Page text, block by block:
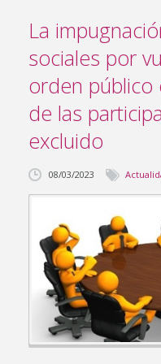
La
sociales por
orden público
de las
excluido
08/03/2023